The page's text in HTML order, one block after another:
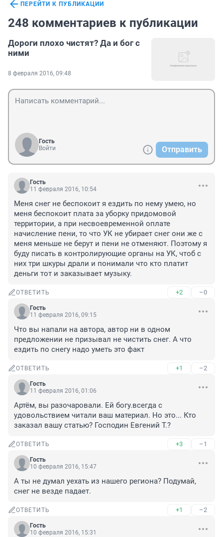
ПЕРЕЙТИ К ПУБЛИКАЦИИ
248 комментариев к публикации
Дороги плохо чистят? Да и бог с
ними
8 февраля 2016, 09:48
Гость
Войти
Отправить
Гость
11 февраля 2016, 10:54
Меня снег не беспокоит я ездить по нему умею, но
меня беспокоит плата за уборку придомовой
территории, а при несвоевременной оплате
начисление пени, то что УК не убирает снег они же с
меня меньше не берут и пени не отменяют. Поэтому я
буду писать в контролирующие органы на УК, чтоб с
них три шкуры драли и понимали что кто платит
деньги тот и заказывает музыку.
ОТВЕТИТЬ +2 –0
Гость
11 февраля 2016, 09:15
Что вы напали на автора, автор ни в одном
предложении не призывал не чистить снег. А что
ездить по снегу надо уметь это факт
ОТВЕТИТЬ +1 –2
Гость
11 февраля 2016, 01:06
Артём, вы разочаровали. Ей богу.всегда с
удовольствием читали ваш материал. Но это... Кто
заказал вашу статью? Господин Евгений Т.?
ОТВЕТИТЬ +3 –1
Гость
10 февраля 2016, 15:47
А ты не думал уехать из нашего региона? Подумай,
снег не везде падает.
ОТВЕТИТЬ +1 –2
Гость
10 февраля 2016, 15:31